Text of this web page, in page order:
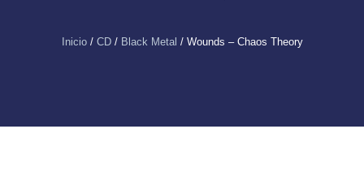
Inicio/ CD/ Black Metal / Wounds – Chaos Theory